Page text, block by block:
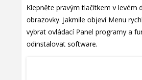
Klepněte pravým tlačítkem v levém
obrazovky. Jakmile objeví Menu
vybrat ovládací Panel programy a
odinstalovat software.